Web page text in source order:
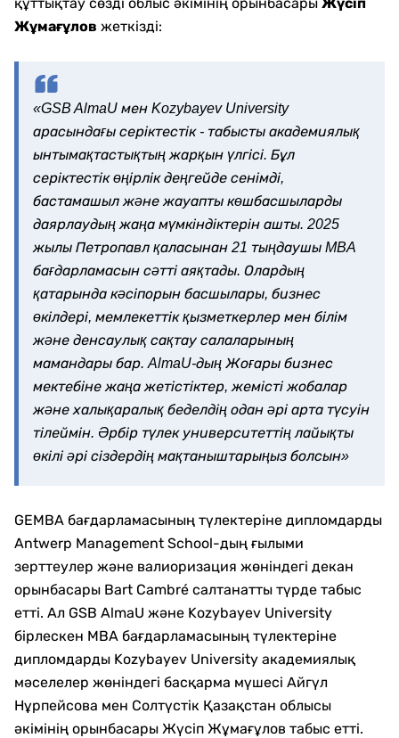
Жұмағұлов жеткізді:
«GSB AlmaU мен Kozybayev University
арасындағы серіктестік - табысты академиялық
ынтымақтастықтың жарқын үлгісі. Бұл
серіктестік өңірлік деңгейде сенімді,
бастамашыл және жауапты көшбасшыларды
даярлаудың жаңа мүмкіндіктерін ашты. 2025
жылы Петропавл қаласынан 21 тыңдаушы MBA
бағдарламасын сәтті аяқтады. Олардың
қатарында кәсіпорын басшылары, бизнес
өкілдері, мемлекеттік қызметкерлер мен білім
және денсаулық сақтау салаларының
мамандары бар. AlmaU-дың Жоғары бизнес
мектебіне жаңа жетістіктер, жемісті жобалар
және халықаралық беделдің одан әрі арта түсуін
тілеймін. Әрбір түлек университеттің лайықты
өкілі әрі сіздердің мақтаныштарыңыз болсын»
GEMBA бағдарламасының түлектеріне дипломдарды
Antwerp Management School-дың ғылыми
зерттеулер және валиоризация жөніндегі декан
орынбасары Bart Cambré салтанатты түрде табыс
етті. Ал GSB AlmaU және Kozybayev University
бірлескен MBA бағдарламасының түлектеріне
дипломдарды Kozybayev University академиялық
мәселелер жөніндегі басқарма мүшесі Айгүл
Нұрпейсова мен Солтүстік Қазақстан облысы
әкімінің орынбасары Жүсіп Жұмағұлов табыс етті.